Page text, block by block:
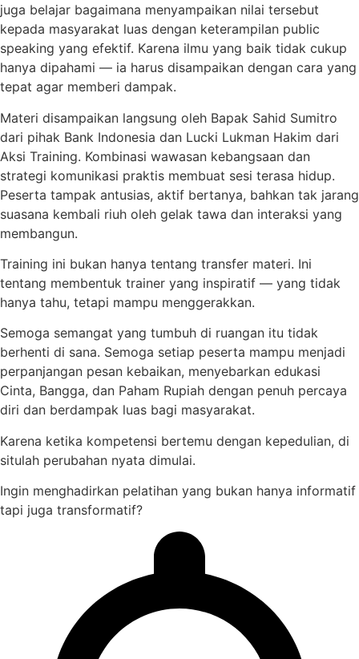
juga belajar bagaimana menyampaikan nilai tersebut
kepada masyarakat luas dengan keterampilan public
speaking yang efektif. Karena ilmu yang baik tidak cukup
hanya dipahami — ia harus disampaikan dengan cara yang
tepat agar memberi dampak.
Materi disampaikan langsung oleh Bapak Sahid Sumitro
dari pihak Bank Indonesia dan Lucki Lukman Hakim dari
Aksi Training. Kombinasi wawasan kebangsaan dan
strategi komunikasi praktis membuat sesi terasa hidup.
Peserta tampak antusias, aktif bertanya, bahkan tak jarang
suasana kembali riuh oleh gelak tawa dan interaksi yang
membangun.
Training ini bukan hanya tentang transfer materi. Ini
tentang membentuk trainer yang inspiratif — yang tidak
hanya tahu, tetapi mampu menggerakkan.
Semoga semangat yang tumbuh di ruangan itu tidak
berhenti di sana. Semoga setiap peserta mampu menjadi
perpanjangan pesan kebaikan, menyebarkan edukasi
Cinta, Bangga, dan Paham Rupiah dengan penuh percaya
diri dan berdampak luas bagi masyarakat.
Karena ketika kompetensi bertemu dengan kepedulian, di
situlah perubahan nyata dimulai.
Ingin menghadirkan pelatihan yang bukan hanya informatif
tapi juga transformatif?